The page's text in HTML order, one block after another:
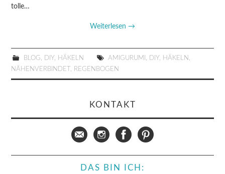
tolle…
Weiterlesen →
BLOG DIY HÄKELN AMIGURUMI DIY HÄKELN
NÄHENVERBINDET
REGENBOGEN
KONTAKT
DAS BIN ICH: